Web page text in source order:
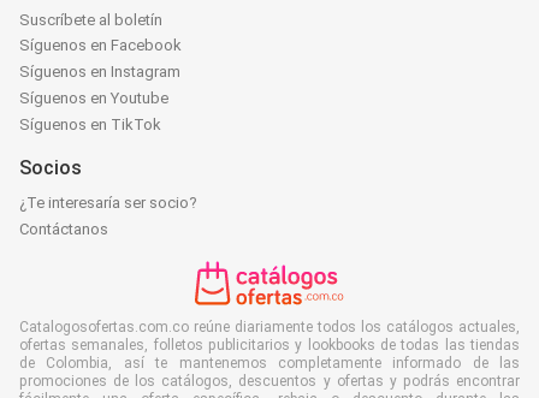
Suscríbete al boletín
Síguenos en Facebook
Síguenos en Instagram
Síguenos en Youtube
Síguenos en TikTok
Socios
¿Te interesaría ser socio?
Contáctanos
Catalogosofertas.com.co reúne diariamente todos los catálogos actuales,
ofertas semanales, folletos publicitarios y lookbooks de todas las tiendas
de Colombia, así te mantenemos completamente informado de las
promociones de los catálogos, descuentos y ofertas y podrás encontrar